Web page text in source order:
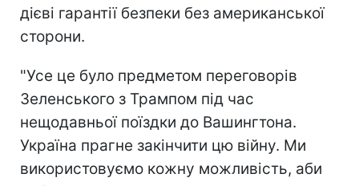
дієві гарантії безпеки без американської
сторони.
"Усе це було предметом переговорів
Зеленського з Трампом під час
нещодавньої поїздки до Вашингтона.
Україна прагне закінчити цю війну. Ми
використовуємо кожну можливість, аби